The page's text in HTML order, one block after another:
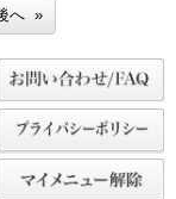
448 次の10件
最後へ »